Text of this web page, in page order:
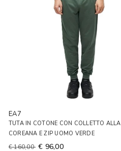
EA7
TUTA IN COTONE CON COLLETTO ALLA
COREANA E ZIP UOMO VERDE
€ 160,00 € 96,00